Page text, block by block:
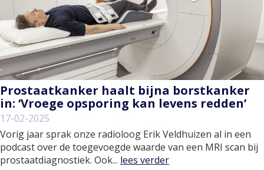
Prostaatkanker haalt bijna borstkanker
in: ‘Vroege opsporing kan levens redden’
17-02-2025
Vorig jaar sprak onze radioloog Erik Veldhuizen al in een
podcast over de toegevoegde waarde van een MRI scan bij
prostaatdiagnostiek. Ook... lees verder